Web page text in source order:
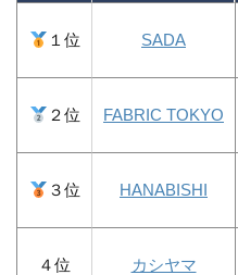
１位 SADA
２位 FABRIC TOKYO
３位 HANABISHI
４位 カシヤマ